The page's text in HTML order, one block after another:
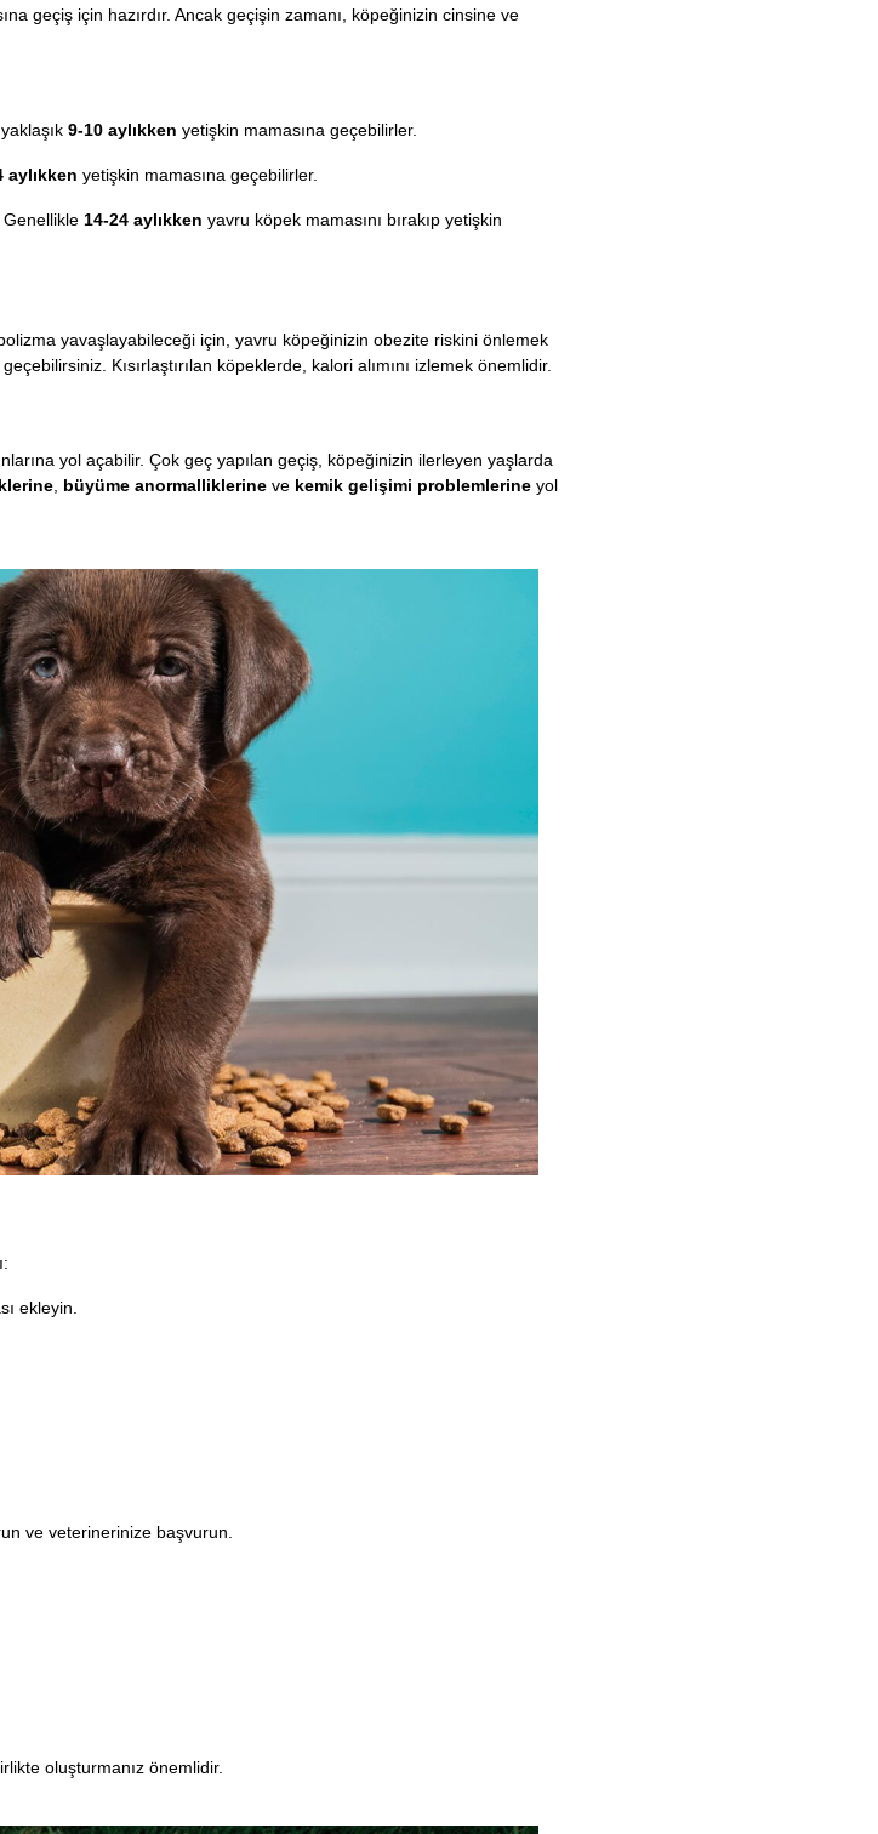
geçiş için hazırdır. Ancak geçişin zamanı, köpeğinizin cinsine ve
9-10 aylıkken yetişkin mamasına geçebilirler.
aylıkken yetişkin mamasına geçebilirler.
Genellikle 14-24 aylıkken yavru köpek mamasını bırakıp yetişkin
yavaşlayabileceği için, yavru köpeğinizin obezite riskini önlemek
Kısırlaştırılan köpeklerde, kalori alımını izlemek önemlidir.
yol açabilir. Çok geç yapılan geçiş, köpeğinizin ilerleyen yaşlarda
büyüme anormalliklerine ve kemik gelişimi problemlerine yol
ekleyin.
ve veterinerinize başvurun.
oluşturmanız önemlidir.